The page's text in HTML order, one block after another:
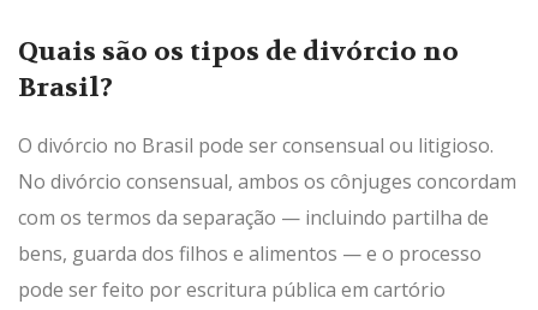
Quais são os tipos de divórcio no
Brasil?
O divórcio no Brasil pode ser consensual ou litigioso.
No divórcio consensual, ambos os cônjuges concordam
com os termos da separação — incluindo partilha de
bens, guarda dos filhos e alimentos — e o processo
pode ser feito por escritura pública em cartório